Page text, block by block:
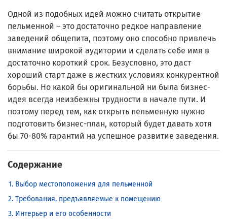
Одной из подобных идей можно считать открытие
пельменной – это достаточно редкое направление
заведений общепита, поэтому оно способно привлечь
внимание широкой аудитории и сделать себе имя в
достаточно короткий срок. Безусловно, это даст
хороший старт даже в жестких условиях конкурентной
борьбы. Но какой бы оригинальной ни была бизнес-
идея всегда неизбежны трудности в начале пути. И
поэтому перед тем, как открыть пельменную нужно
подготовить бизнес-план, который будет давать хотя
бы 70-80% гарантий на успешное развитие заведения.
Содержание
Выбор местоположения для пельменной
Требования, предъявляемые к помещению
Интерьер и его особенности